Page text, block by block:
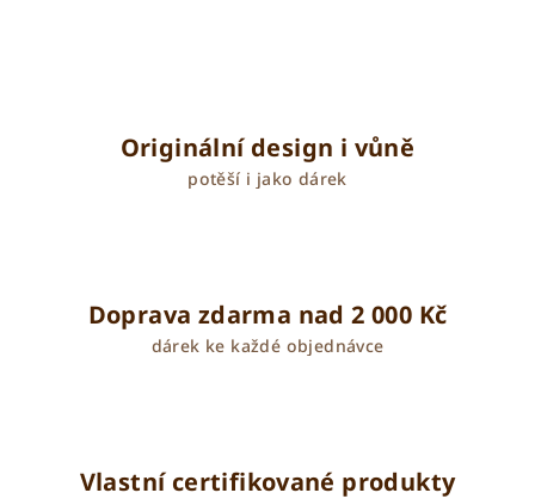
Originální design i vůně
potěší i jako dárek
Doprava zdarma nad 2 000 Kč
dárek ke každé objednávce
Vlastní certifikované produkty